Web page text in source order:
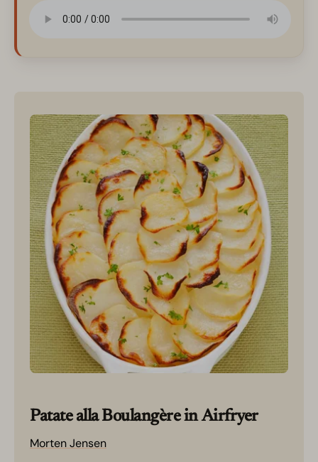
Patate alla Boulangère in Airfryer
Morten Jensen